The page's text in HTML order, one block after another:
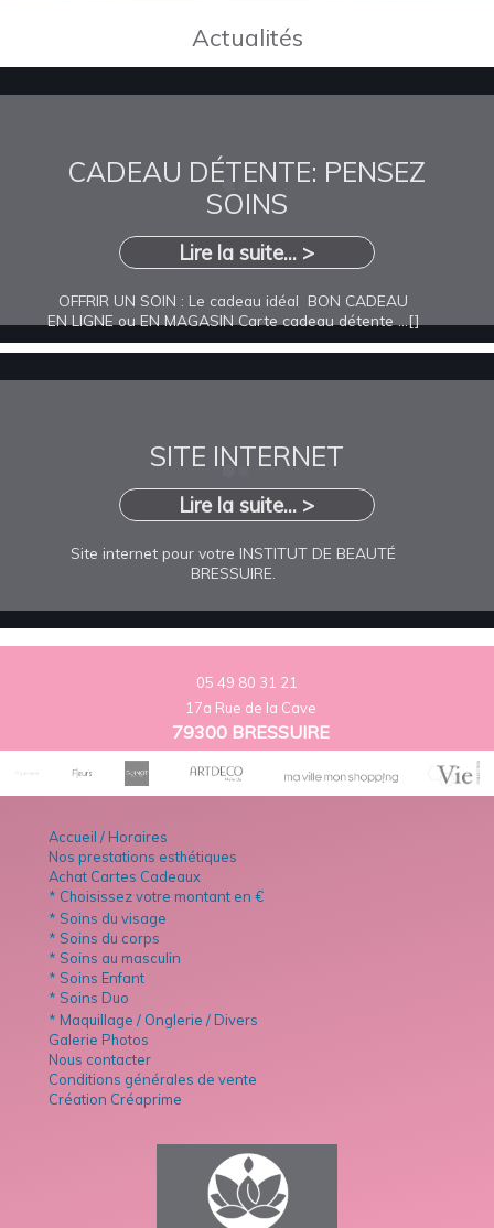
Actualités
CADEAU DÉTENTE: PENSEZ
SOINS
Lire la suite... >
OFFRIR UN SOIN : Le cadeau idéal BON CADEAU
EN LIGNE ou EN MAGASIN Carte cadeau détente ...[]
SITE INTERNET
Lire la suite... >
Site internet pour votre INSTITUT DE BEAUTÉ
BRESSUIRE.
05 49 80 31 21
17a Rue de la Cave
79300 BRESSUIRE
Accueil / Horaires
Nos prestations esthétiques
Achat Cartes Cadeaux
* Choisissez votre montant en €
* Soins du visage
* Soins du corps
* Soins au masculin
* Soins Enfant
* Soins Duo
* Maquillage / Onglerie / Divers
Galerie Photos
Nous contacter
Conditions générales de vente
Création Créaprime